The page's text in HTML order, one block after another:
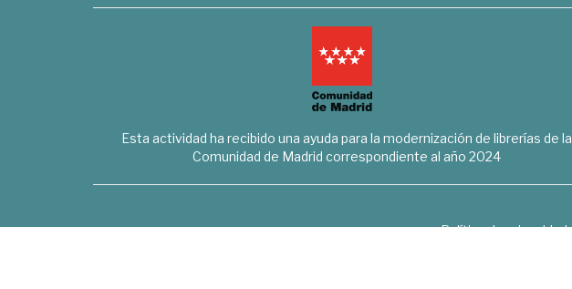
Esta actividad ha recibido una ayuda para la modernización de librerías de la
Comunidad de Madrid correspondiente al año 2024
Política de privacidad